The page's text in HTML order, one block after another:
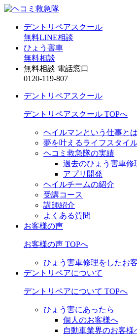
デントリペアスクール
無料LINE相談
ひょう害車
無料相談
無料相談 電話窓口
0120-119-807
デントリペアスクール
デントリペアスクール TOPへ
ヘイルマンという仕事とは
夢を叶えるライフスタイ
ヘコミ救急隊の実績
過去のひょう害車修
アプリ開発
ヘイルチームの紹介
受講コース
講師紹介
よくある質問
お客様の声
お客様の声 TOPへ
ひょう害車修理をしたお
デントリペアについて
デントリペアについて TOPへ
ひょう害にあったら
個人のお客様へ
自動車業界のお客様